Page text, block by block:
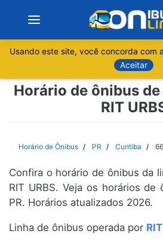
Sobre
Rio de Janeiro
Usando este site, você concorda com a
Aceitar
Horário de ônibus de
RIT
Horário de Ônibus PR Curitiba
Confira o horário de ônibus da
RIT URBS. Veja os horários de
PR. Horários atualizados 2026.
Linha de ônibus operada por